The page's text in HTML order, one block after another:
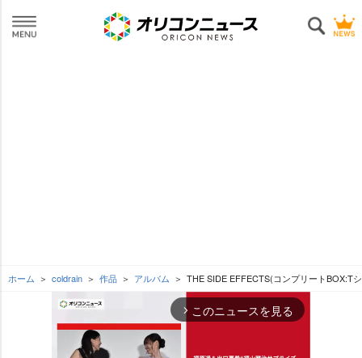
ホーム coldrain 作品 アルバム THE SIDE EFFECTS(コンプリートBOX:T
arrow_forward_ios このニュースを見る